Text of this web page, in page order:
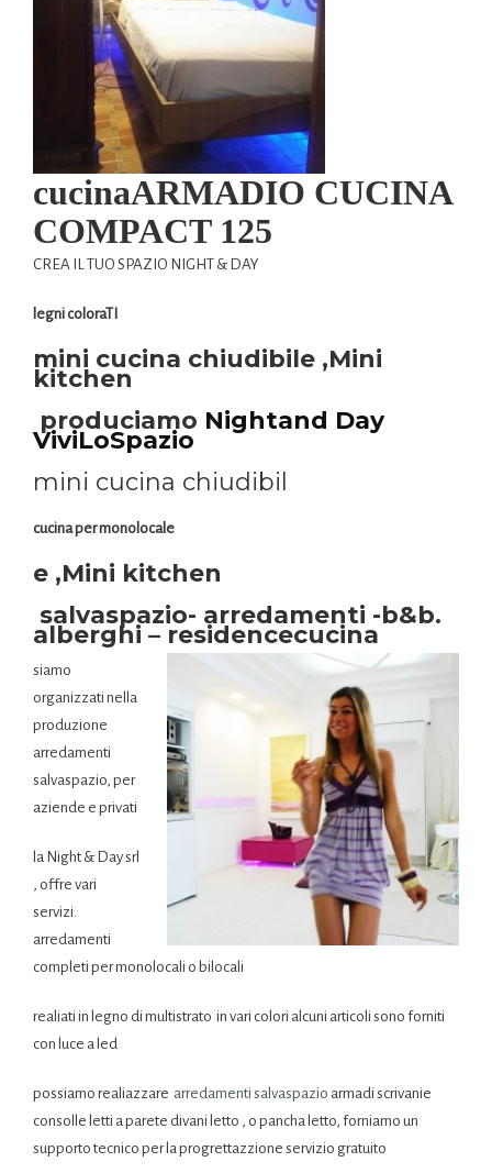
cucinaARMADIO CUCINA
COMPACT 125
CREA IL TUO SPAZIO NIGHT & DAY
legni coloraTI
mini cucina chiudibile ,Mini
kitchen
produciamo Nightand Day
ViviLoSpazio
mini cucina chiudibil
cucina per monolocale
e ,Mini kitchen
salvaspazio- arredamenti -b&b.
alberghi – residencecucina
siamo
organizzati nella
produzione
arredamenti
salvaspazio, per
aziende e privati
la Night & Day srl
, offre vari
servizi.
arredamenti
completi per monolocali o bilocali
realiati in legno di multistrato in vari colori alcuni articoli sono forniti
con luce a led
possiamo realiazzare arredamenti salvaspazio armadi scrivanie
consolle letti a parete divani letto , o pancha letto, forniamo un
supporto tecnico per la progrettazzione servizio gratuito